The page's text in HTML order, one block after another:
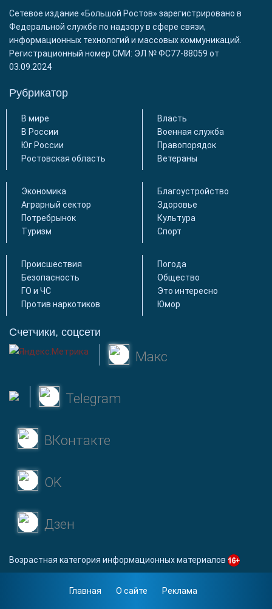
Сетевое издание «Большой Ростов» зарегистрировано в
Федеральной службе по надзору в сфере связи,
информационных технологий и массовых коммуникаций.
Регистрационный номер СМИ: ЭЛ № ФС77-88059 от
03.09.2024
Рубрикатор
В мире
В России
Юг России
Ростовская область
Власть
Военная служба
Правопорядок
Ветераны
Экономика
Аграрный сектор
Потребрынок
Туризм
Благоустройство
Здоровье
Культура
Спорт
Происшествия
Безопасность
ГО и ЧС
Против наркотиков
Погода
Общество
Это интересно
Юмор
Счетчики, соцсети
Макс
Telegram
ВКонтакте
OK
Дзен
Возрастная категория информационных материалов
Главная О сайте Реклама